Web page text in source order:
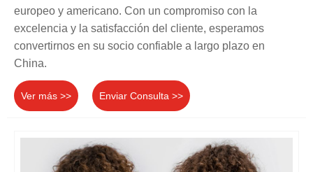
europeo y americano. Con un compromiso con la
excelencia y la satisfacción del cliente, esperamos
convertirnos en su socio confiable a largo plazo en
China.
Ver más >> Enviar Consulta >>